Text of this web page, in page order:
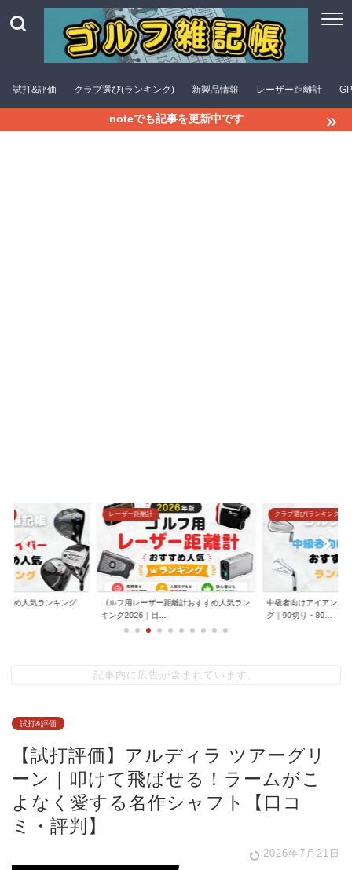
試打&評価 クラブ選び(ランキング) 新製品情報 レーザー距離計
noteでも記事を更新中です
すめ人気ランキング
レーザー距離計
ゴルフ用レーザー距離計おすすめ人気ラン
キング2026｜目...
クラブ選び(ランキング)
中級者向けアイアンお
グ｜90切り・80...
記事内に広告が含まれています。
試打&評価
【試打評価】アルディラ ツアーグリ
ーン｜叩けて飛ばせる！ラームがこ
よなく愛する名作シャフト【口コ
ミ・評判】
2026年7月21日